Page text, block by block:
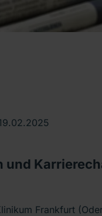
und
Frankfurt